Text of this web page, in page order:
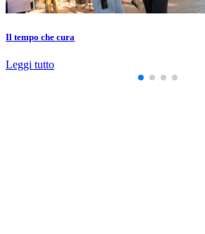
Il tempo che cura
Leggi tutto